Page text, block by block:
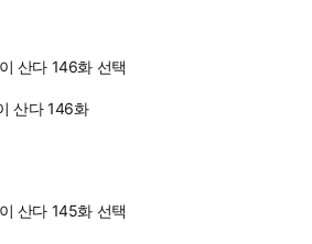
산다 146화 선택
산다 146화
산다 145화 선택